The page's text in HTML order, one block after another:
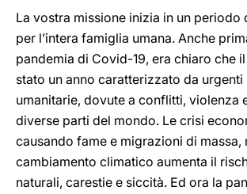
La vostra missione inizia in un periodo
per l’intera famiglia umana. Anche
pandemia di Covid-19, era chiaro che
stato un anno caratterizzato da urgenti
umanitarie, dovute a conflitti, violenza
diverse parti del mondo. Le crisi
causando fame e migrazioni di massa,
cambiamento climatico aumenta il
naturali, carestie e siccità. Ed ora la